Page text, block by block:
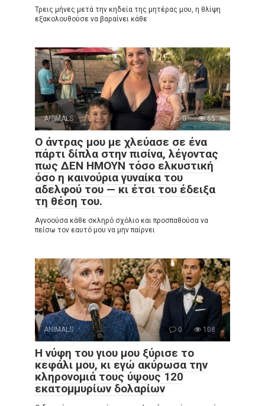
Τρεις μήνες μετά την κηδεία της μητέρας μου, η θλίψη
εξακολουθούσε να βαραίνει κάθε
ANIMALS 0 65
Ο άντρας μου με χλεύασε σε ένα
πάρτι δίπλα στην πισίνα, λέγοντας
πως ΔΕΝ ΗΜΟΥΝ τόσο ελκυστική
όσο η καινούρια γυναίκα του
αδελφού του — κι έτσι του έδειξα
τη θέση του.
Αγνοούσα κάθε σκληρό σχόλιο και προσπαθούσα να
πείσω τον εαυτό μου να μην παίρνει
ANIMALS 0 108
Η νύφη του γιου μου ξύρισε το
κεφάλι μου, κι εγώ ακύρωσα την
κληρονομιά τους ύψους 120
εκατομμυρίων δολαρίων